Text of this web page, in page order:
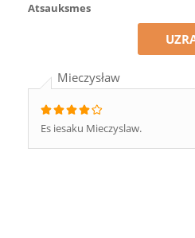
Atsauksmes
Mieczysław
Es iesaku Mieczyslaw.